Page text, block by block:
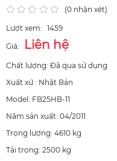
(0 nhận xét)
Lượt xem: 1459
Giá:
Liên hệ
Chất lượng: Đã qua sử dụng
Xuất xứ : Nhật Bản
Model: FB25HB-11
Năm sản xuất: 04/2011
Trọng lượng: 4610 kg
Tải trọng: 2500 kg